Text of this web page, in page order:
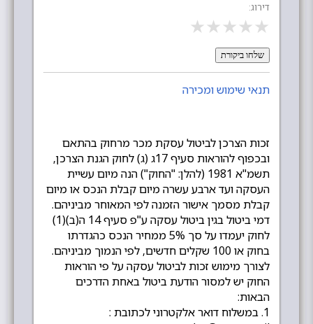
דירוג:
★★★★★
שלחו ביקורת
תנאי שימוש ומכירה
זכות הצרכן לביטול עסקת מכר מרחוק בהתאם
ובכפוף להוראות סעיף 17ג (ג) לחוק הגנת הצרכן,
תשמ"א 1981 (להלן: "החוק") הנה מיום עשיית
העסקה ועד ארבע עשרה מיום קבלת הנכס או מיום
קבלת מסמך אישור הזמנה לפי המאוחר מביניהם.
דמי ביטול בגין ביטול עסקה ע"פ סעיף 14 ה(ב)(1)
לחוק יעמדו על סך 5% ממחיר הנכס כהגדרתו
בחוק או 100 שקלים חדשים, לפי הנמוך מביניהם.
לצורך מימוש זכות לביטול עסקה על פי הוראות
החוק יש למסור הודעת ביטול באחת הדרכים
הבאות:
1. במשלוח דואר אלקטרוני לכתובת :